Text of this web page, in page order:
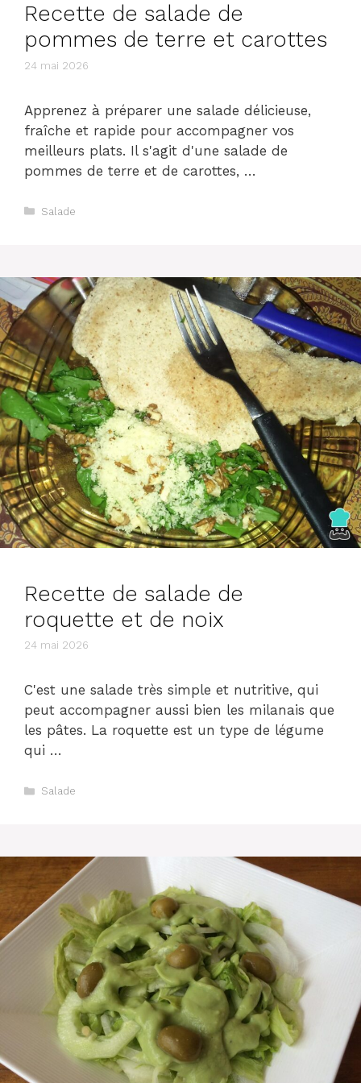
Recette de salade de
pommes de terre et carottes
24 mai 2026
Apprenez à préparer une salade délicieuse,
fraîche et rapide pour accompagner vos
meilleurs plats. Il s'agit d'une salade de
pommes de terre et de carottes, …
Catégories
Salade
Recette de salade de
roquette et de noix
24 mai 2026
C'est une salade très simple et nutritive, qui
peut accompagner aussi bien les milanais que
les pâtes. La roquette est un type de légume
qui …
Catégories
Salade